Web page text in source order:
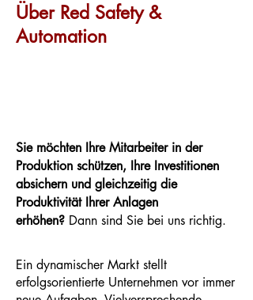
Über Red Safety &
Automation
Sie möchten Ihre Mitarbeiter in der
Produktion schützen, Ihre Investitionen
absichern und gleichzeitig die
Produktivität Ihrer Anlagen
erhöhen? Dann sind Sie bei uns richtig.
Ein dynamischer Markt stellt
erfolgsorientierte Unternehmen vor immer